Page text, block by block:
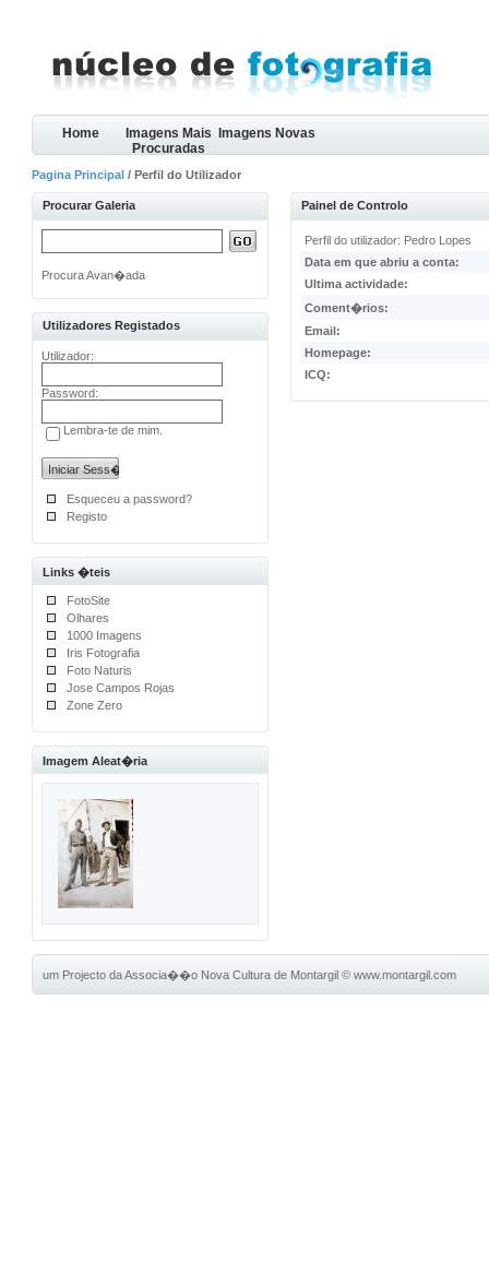
Home
Imagens Mais
Procuradas
Imagens Novas
Pagina Principal / Perfil do Utilizador
Procurar Galeria
Procura Avan�ada
Utilizadores Registados
Utilizador:
Password:
Lembra-te de mim.
Esqueceu a password?
Registo
Links �teis
FotoSite
Olhares
1000 Imagens
Iris Fotografia
Foto Naturis
Jose Campos Rojas
Zone Zero
Imagem Aleat�ria
Painel de Controlo
Perfil do utilizador: Pedro Lopes
Data em que abriu a conta:
Ultima actividade:
Coment�rios:
Email:
Homepage:
ICQ:
um Projecto da Associa��o Nova Cultura de Montargil©www.montargil.com